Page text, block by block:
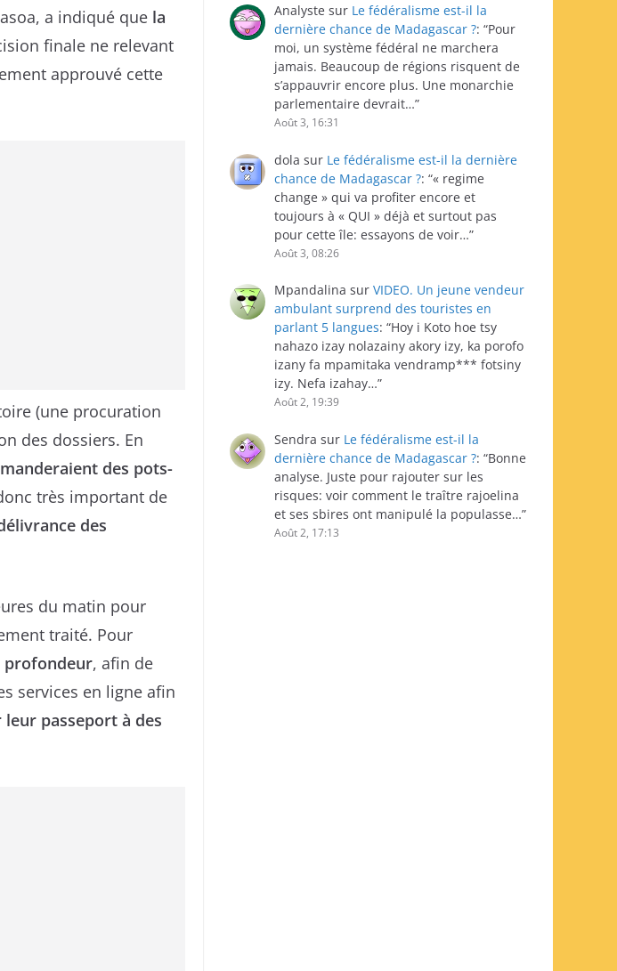
a indiqué que la
finale ne relevant
approuvé cette
(une procuration
des dossiers. En
des pots-
très important de
des
du matin pour
traité. Pour
profondeur, afin de
services en ligne afin
passeport à des
Analyste sur Le fédéralisme est-il la
dernière chance de Madagascar ?: “Pour
moi, un système fédéral ne marchera
jamais. Beaucoup de régions risquent de
s’appauvrir encore plus. Une monarchie
parlementaire devrait…”
Août 3, 16:31
dola sur Le fédéralisme est-il la dernière
chance de Madagascar ?: “« regime
change » qui va profiter encore et
toujours à « QUI » déjà et surtout pas
pour cette île: essayons de voir…”
Août 3, 08:26
Mpandalina sur VIDEO. Un jeune vendeur
ambulant surprend des touristes en
parlant 5 langues: “Hoy i Koto hoe tsy
nahazo izay nolazainy akory izy, ka porofo
izany fa mpamitaka vendramp*** fotsiny
izy. Nefa izahay…”
Août 2, 19:39
Sendra sur Le fédéralisme est-il la
dernière chance de Madagascar ?: “Bonne
analyse. Juste pour rajouter sur les
risques: voir comment le traître rajoelina
et ses sbires ont manipulé la populasse…”
Août 2, 17:13